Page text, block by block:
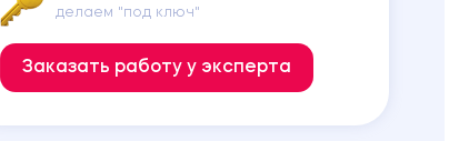
делаем "под ключ"
Заказать работу у эксперта